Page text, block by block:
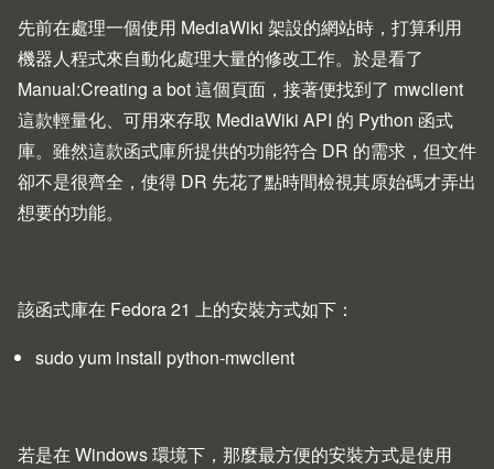
先前在處理一個使用 MediaWiki 架設的網站時，打算利用
機器人程式來自動化處理大量的修改工作。於是看了
Manual:Creating a bot這個頁面，接著便找到了 mwclient
這款輕量化、可用來存取 MediaWiki API 的 Python 函式
庫。雖然這款函式庫所提供的功能符合 DR 的需求，但文件
卻不是很齊全，使得 DR 先花了點時間檢視其原始碼才弄出
想要的功能。
該函式庫在 Fedora 21 上的安裝方式如下：
sudo yum install python-mwclient
若是在 Windows 環境下，那麼最方便的安裝方式是使用